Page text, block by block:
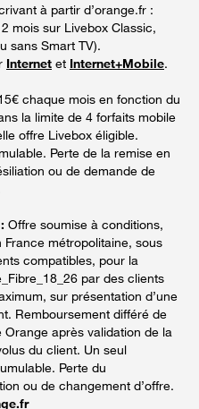
à partir d’orange.fr :
mois sur Livebox Classic,
sans Smart TV).
Internet et Internet+Mobile.
chaque mois en fonction du
la limite de 4 forfaits mobile
offre Livebox éligible.
Perte de la remise en
ou de demande de
Offre soumise à conditions,
métropolitaine, sous
compatibles, pour la
par des clients
sur présentation d’une
Remboursement différé de
après validation de la
du client. Un seul
Perte du
ou de changement d’offre.